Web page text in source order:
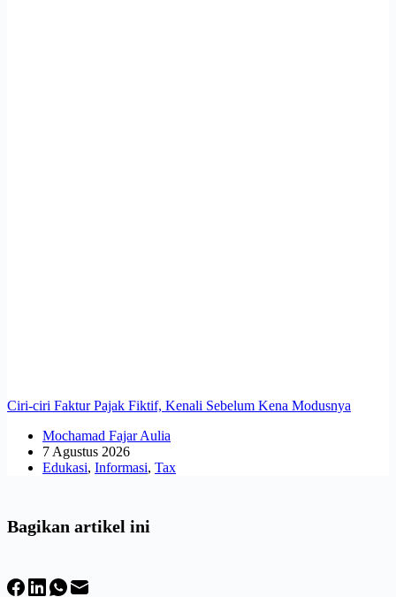
Ciri-ciri Faktur Pajak Fiktif, Kenali Sebelum Kena Modusnya
Mochamad Fajar Aulia
7 Agustus 2026
Edukasi, Informasi, Tax
Bagikan artikel ini